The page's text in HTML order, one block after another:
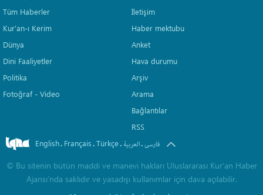
Tüm Haberler
Kur'an-ı Kerim
Dünya
Dini Faaliyetler
Politika
Fotoğraf - Video
İletişim
Haber mektubu
Anket
Hava durumu
Arşiv
Arama
Bağlantılar
RSS
English. Français.Türkçe. العربیة.فارسی
© Bu sitenin bütün maddi ve manevi hakları Uluslararası Kur’an Haber
Ajansı’nda saklıdır ve yasadışı kullanımlar için dava açılabilir.